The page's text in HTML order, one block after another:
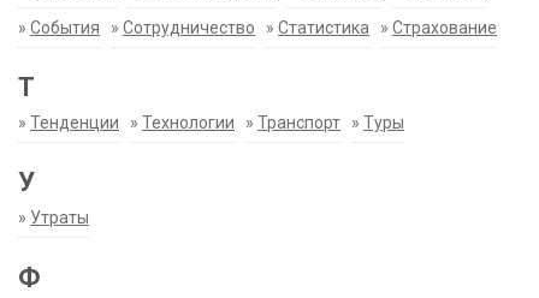
» События » Сотрудничество » Статистика » Страхование
Т
» Тенденции » Технологии » Транспорт » Туры
У
» Утраты
Ф